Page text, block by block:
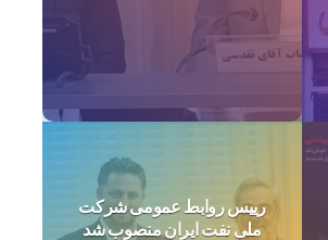
رییس روابط عمومی شرکت
ملی نفت ایران منصوب شد